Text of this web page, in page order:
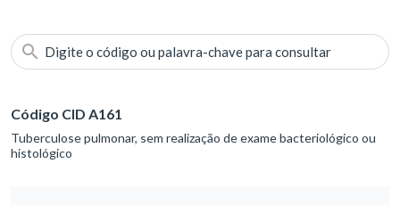
Digite o código ou palavra-chave para consultar
Código CID A161
Tuberculose pulmonar, sem realização de exame bacteriológico ou
histológico